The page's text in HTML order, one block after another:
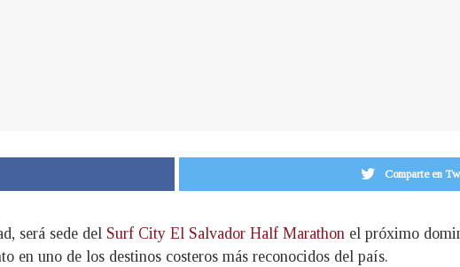
Comparte en
será sede del Surf City El Salvador Half Marathon el próximo
en uno de los destinos costeros más reconocidos del país.